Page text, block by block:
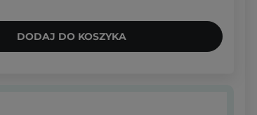
DODAJ DO KOSZYKA